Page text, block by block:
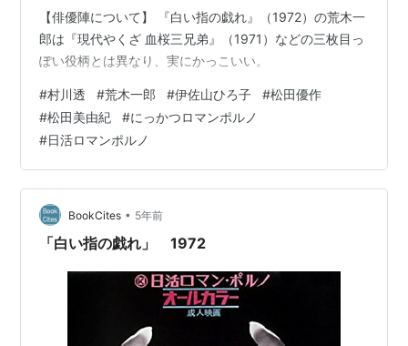
【俳優陣について】 『白い指の戯れ』（1972）の荒木一
郎は『現代やくざ 血桜三兄弟』（1971）などの三枚目っ
ぽい役柄とは異なり、実にかっこいい。
#村川透 #荒木一郎 #伊佐山ひろ子 #松田優作
#松田美由紀 #にっかつロマンポルノ
#日活ロマンポルノ
BookCites • 5年前
「白い指の戯れ」 1972